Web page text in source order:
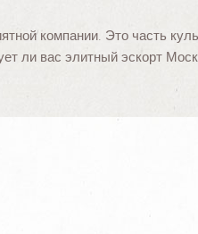
компании. Это часть
ли вас элитный эскорт